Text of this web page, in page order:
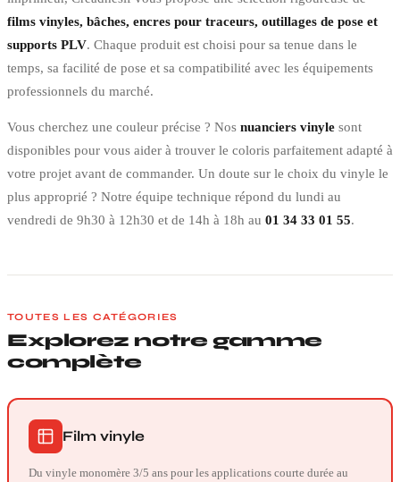
films vinyles, bâches, encres pour traceurs, outillages de pose et
supports PLV. Chaque produit est choisi pour sa tenue dans le
temps, sa facilité de pose et sa compatibilité avec les équipements
professionnels du marché.
Vous cherchez une couleur précise ? Nos nuanciers vinyle sont
disponibles pour vous aider à trouver le coloris parfaitement adapté à
votre projet avant de commander. Un doute sur le choix du vinyle le
plus approprié ? Notre équipe technique répond du lundi au
vendredi de 9h30 à 12h30 et de 14h à 18h au 01 34 33 01 55.
TOUTES LES CATÉGORIES
Explorez notre gamme
complète
Film vinyle
Du vinyle monomère 3/5 ans pour les applications courte durée au